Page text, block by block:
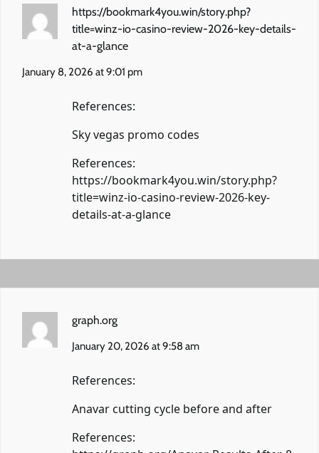
https://bookmark4you.win/story.php?
title=winz-io-casino-review-2026-key-details-
at-a-glance
January 8, 2026 at 9:01 pm
References:
Sky vegas promo codes
References:
https://bookmark4you.win/story.php?
title=winz-io-casino-review-2026-key-
details-at-a-glance
graph.org
January 20, 2026 at 9:58 am
References:
Anavar cutting cycle before and after
References: